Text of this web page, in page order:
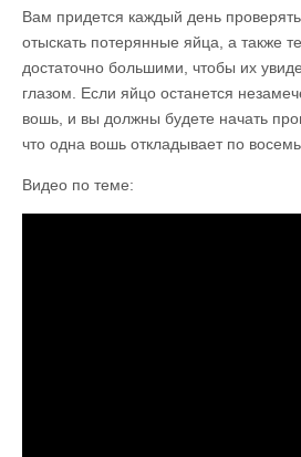
Вам придется каждый день
отыскать потерянные яйца, а также
достаточно большими, чтобы их
глазом. Если яйцо останется
вошь, и вы должны будете начать
что одна вошь откладывает по
Видео по теме: